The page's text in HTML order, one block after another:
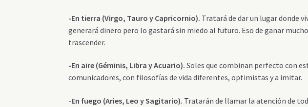
-En tierra (Virgo, Tauro y Capricornio). Tratará de dar un lugar donde
generará dinero pero lo gastará sin miedo al futuro. Eso de ganar
trascender.
-En aire (Géminis, Libra y Acuario). Soles que combinan perfecto con
comunicadores, con filosofías de vida diferentes, optimistas y a imitar.
-En fuego (Aries, Leo y Sagitario). Tratarán de llamar la atención de